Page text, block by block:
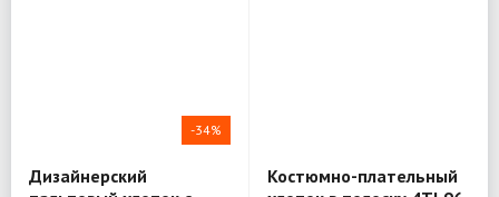
-34%
Дизайнерский
Костюмно-плательный